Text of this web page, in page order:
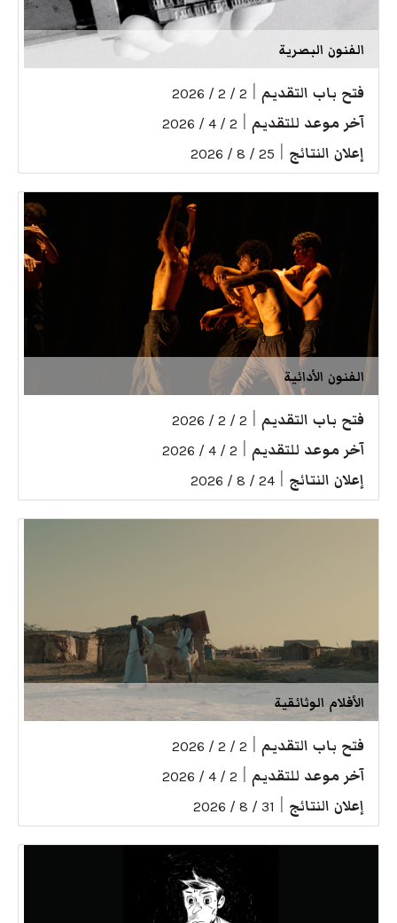
الفنون البصرية
فتح باب التقديم 2 / 2 / 2026
آخر موعد للتقديم 2 / 4 / 2026
إعلان النتائج 25 / 8 / 2026
الفنون الأدائية
فتح باب التقديم 2 / 2 / 2026
آخر موعد للتقديم 2 / 4 / 2026
إعلان النتائج 24 / 8 / 2026
الأفلام الوثائقية
فتح باب التقديم 2 / 2 / 2026
آخر موعد للتقديم 2 / 4 / 2026
إعلان النتائج 31 / 8 / 2026